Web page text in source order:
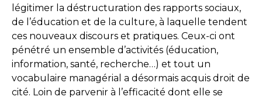
légitimer la déstructuration des rapports sociaux,
de l’éducation et de la culture, à laquelle tendent
ces nouveaux discours et pratiques. Ceux-ci ont
pénétré un ensemble d’activités (éducation,
information, santé, recherche…) et tout un
vocabulaire managérial a désormais acquis droit de
cité. Loin de parvenir à l’efficacité dont elle se